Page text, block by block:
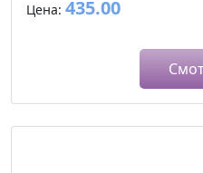
Цена: 435.00